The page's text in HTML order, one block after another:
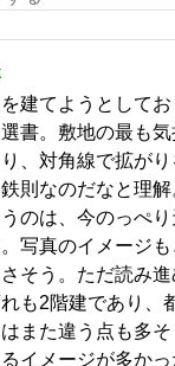
建てようとして
書。敷地の最も
、対角線で拡が
則なのだなと理
のは、今のっぺ
写真のイメージ
そう。ただ読み
も2階建であり、
また違う点も多
イメージが多かっ